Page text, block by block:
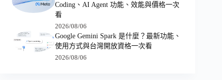
Coding、AI Agent 功能、效能與價格一次
看
2026/08/06
Google Gemini Spark 是什麼？最新功能、
使用方式與台灣開放資格一次看
2026/08/06